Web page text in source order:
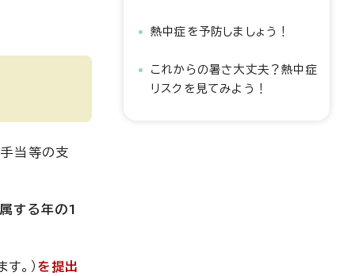
当等の支
する年の1
。） を提出
熱中症を予防しましょう！
これからの暑さ大丈夫？熱中症
リスクを見てみよう！